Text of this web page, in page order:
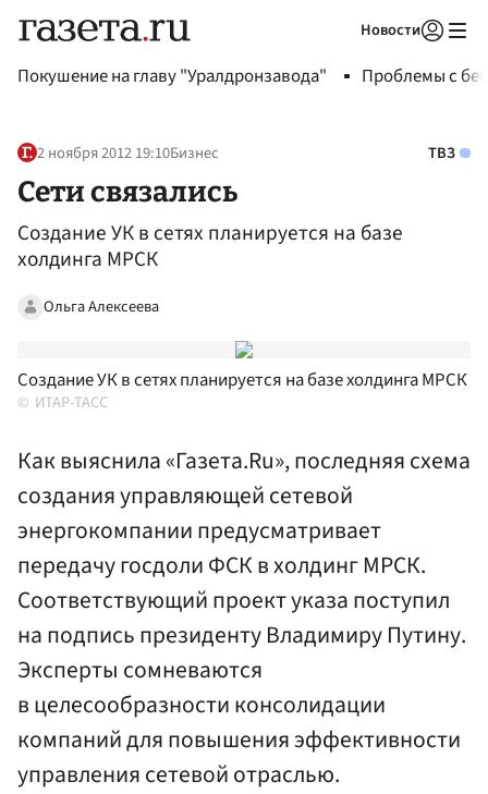
Новости
Покушение на главу "Уралдронзавода" Проблемы с
2 ноября 2012 19:10Бизнес ТВЗ
Сети связались
Создание УК в сетях планируется на базе
холдинга МРСК
Ольга Алексеева
Создание УК в сетях планируется на базе холдинга МРСК
ИТАР-ТАСС
Как выяснила «Газета.Ru», последняя схема
создания управляющей сетевой
энергокомпании предусматривает
передачу госдоли ФСК в холдинг МРСК.
Соответствующий проект указа поступил
на подпись президенту Владимиру Путину.
Эксперты сомневаются
в целесообразности консолидации
компаний для повышения эффективности
управления сетевой отраслью.